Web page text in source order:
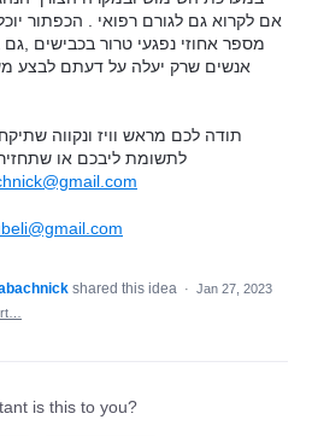
אם לקרוא גם לגורם רפואי . הכפתור
מספר אחוזי נפגעי טרור בכבישים
אנשים שרק יעלה על דעתם לבצע
תודה לכם מראש וויז ונקווה
לתשומת ליבכם או
shared this idea · Jan 27, 2023
is this to you?